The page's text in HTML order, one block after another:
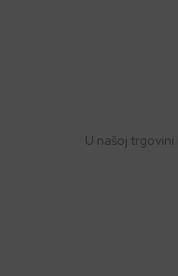
U našoj trgovini